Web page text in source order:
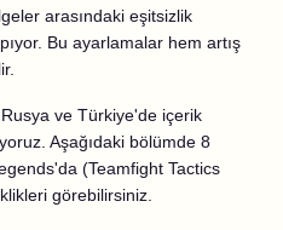
arasındaki eşitsizlik
Bu ayarlamalar hem artış
ve Türkiye'de içerik
Aşağıdaki bölümde 8
(Teamfight Tactics
görebilirsiniz.